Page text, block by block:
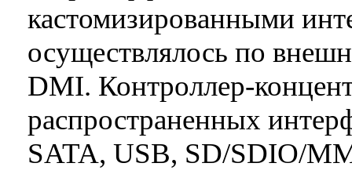
кастомизированными
осуществлялось по
DMI. Контроллер-
распространенных
SATA, USB, SD/SDIO/